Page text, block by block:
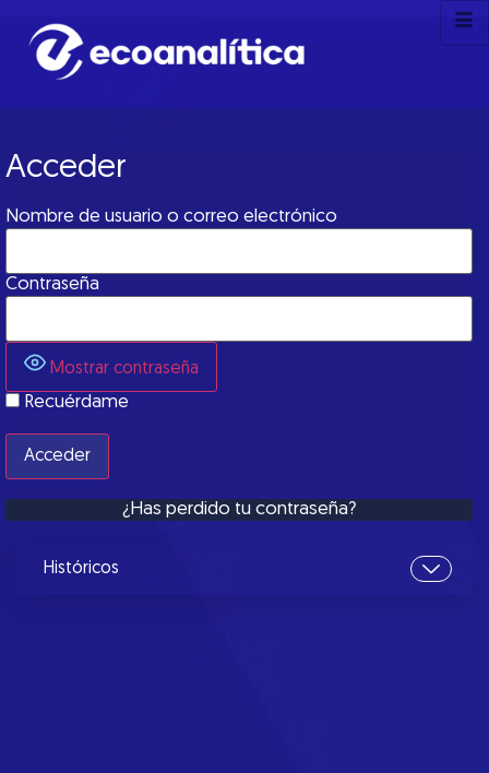
Acceder
Nombre de usuario o correo electrónico
Contraseña
Mostrar contraseña
Recuérdame
¿Has perdido tu contraseña?
Históricos